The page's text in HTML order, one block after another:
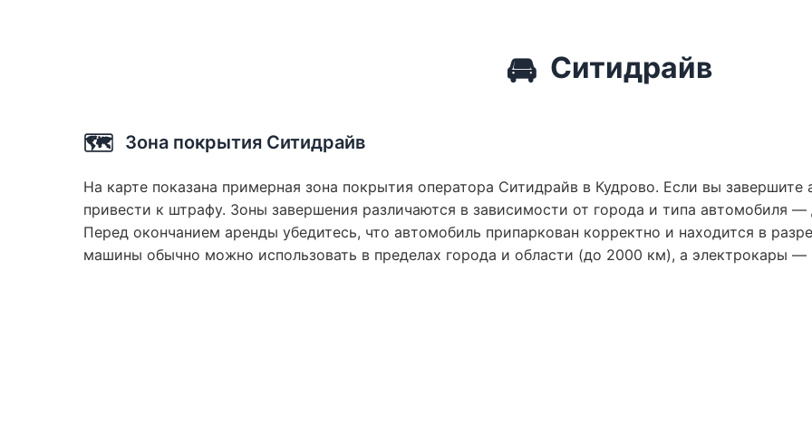
🚘 Ситидрайв
🗺️ Зона покрытия Ситидрайв
На карте показана примерная зона покрытия оператора Ситидрайв в Кудрово. Если вы
привести к штрафу. Зоны завершения различаются в зависимости от города и типа автомобиля
Перед окончанием аренды убедитесь, что автомобиль припаркован корректно и находится в
машины обычно можно использовать в пределах города и области (до 2000 км), а электрокары